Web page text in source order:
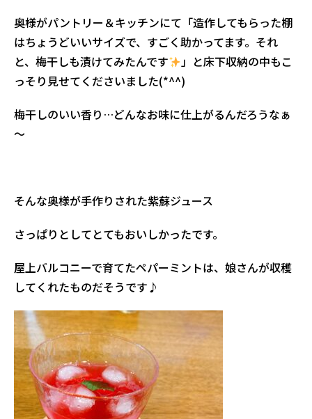
奥様がパントリー＆キッチンにて「造作してもらった棚
はちょうどいいサイズで、すごく助かってます。それ
と、梅干しも漬けてみたんです
」と床下収納の中もこ
っそり見せてくださいました(*^^)
梅干しのいい香り…どんなお味に仕上がるんだろうなぁ
～
そんな奥様が手作りされた紫蘇ジュース
さっぱりとしてとてもおいしかったです。
屋上バルコニーで育てたペパーミントは、娘さんが収穫
してくれたものだそうです♪